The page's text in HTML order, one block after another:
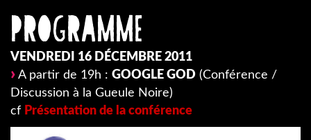
PROGRAMME
VENDREDI 16 DÉCEMBRE 2011
A partir de 19h : GOOGLE GOD (Conférence /
Discussion à la Gueule Noire)
cf Présentation de la conférence